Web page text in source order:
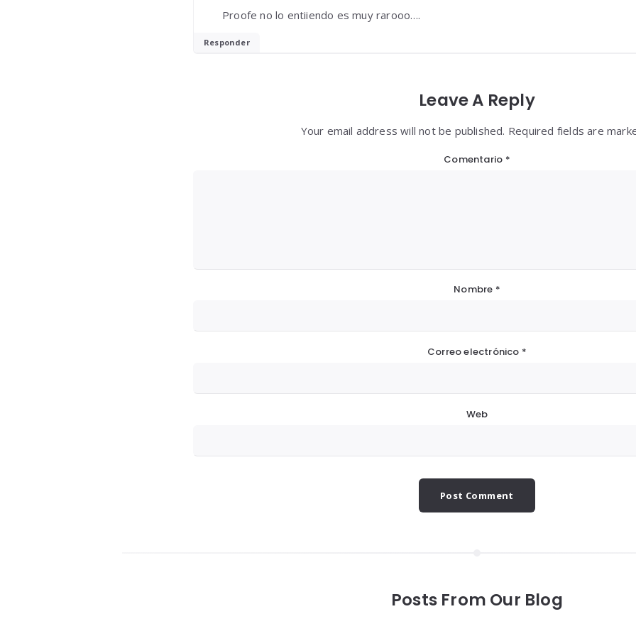
Proofe no lo entiiendo es muy rarooo….
Responder
Leave A Reply
Your email address will not be published. Required fields are
Comentario *
Nombre *
Correo electrónico *
Web
Posts From Our Blog